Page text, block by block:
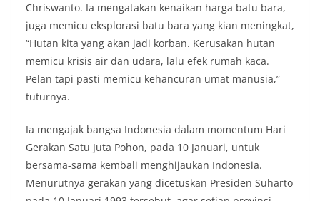
Chriswanto. Ia mengatakan kenaikan harga batu bara,
juga memicu eksplorasi batu bara yang kian meningkat,
“Hutan kita yang akan jadi korban. Kerusakan hutan
memicu krisis air dan udara, lalu efek rumah kaca.
Pelan tapi pasti memicu kehancuran umat manusia,”
tuturnya.
Ia mengajak bangsa Indonesia dalam momentum Hari
Gerakan Satu Juta Pohon, pada 10 Januari, untuk
bersama-sama kembali menghijaukan Indonesia.
Menurutnya gerakan yang dicetuskan Presiden Suharto